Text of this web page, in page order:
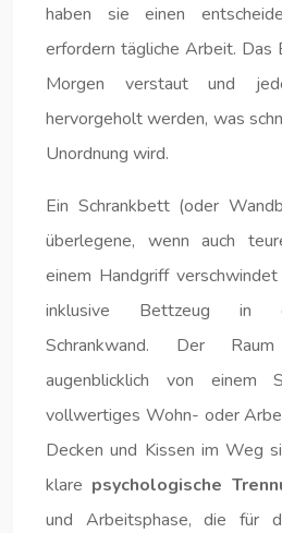
haben sie einen
erfordern tägliche Arbeit. Das
Morgen verstaut und
hervorgeholt werden, was
Unordnung wird.
Ein Schrankbett (oder
überlegene, wenn auch
einem Handgriff
inklusive Bettzeug in
Schrankwand. Der
augenblicklich von einem
vollwertiges Wohn- oder
Decken und Kissen im Weg
klare psychologische
und Arbeitsphase, die für